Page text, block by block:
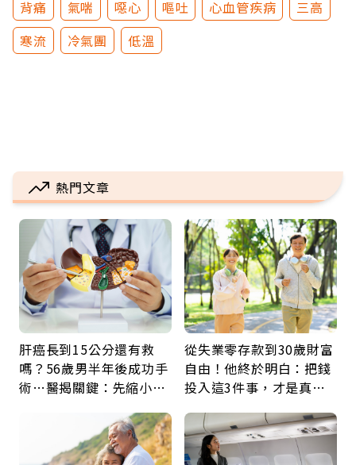
背痛 氣喘 噁心 嘔吐 心血管疾病
三高
寒流
冷氣團 低溫
熱門文章
肝癌長到15公分還有救
嗎？56歲男半年後成功手
術…醫揭關鍵：先縮小腫
從失業零存款到30歲財富
自由！他終於明白：把錢
投入這3件事，才是真正